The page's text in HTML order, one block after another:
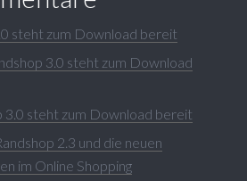
steht zum Download bereit
3.0 steht zum Download
3.0 steht zum Download bereit
2.3 und die neuen
im Online Shopping